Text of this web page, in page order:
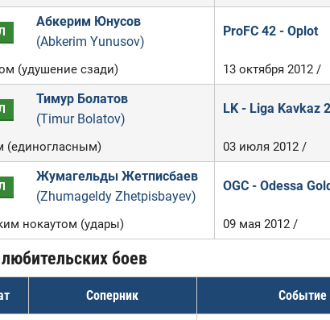
Абкерим Юнусов
(Abkerim Yunusov)
ProFC 42 - Oplot
(удушение сзади) 13 октября 2012 /
Тимур Болатов
(Timur Bolatov)
LK - Liga Kavkaz
(единогласным) 03 июля 2012 /
Жумагельды Жетписбаев
(Zhumageldy Zhetpisbayev)
OGC - Odessa
нокаутом (удары) 09 мая 2012 /
боев
Соперник Событие